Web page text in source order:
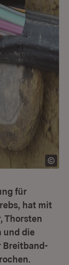
für
hat mit
Thorsten
und die
Breitband-